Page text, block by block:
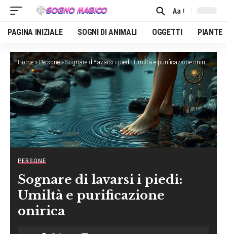
Font
Resizer
Aa
PAGINA INIZIALE SOGNI DI ANIMALI OGGETTI PIANTE
Home»Persone»Sognare di lavarsi i piedi: Umiltà e purificazione onirica
PERSONE
Sognare di lavarsi i piedi:
Umiltà e purificazione
onirica